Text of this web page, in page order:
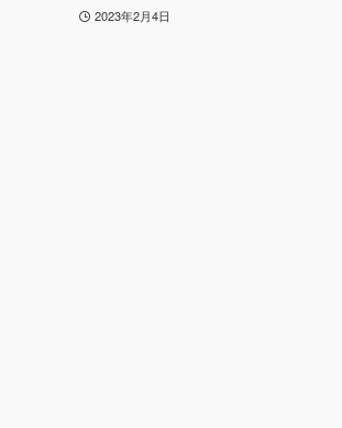
2023年2月4日